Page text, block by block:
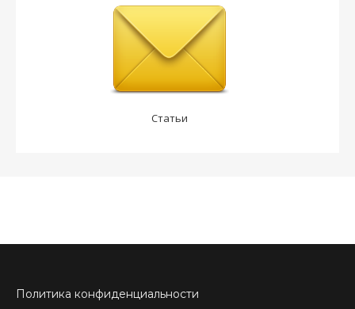
Статьи
Политика конфиденциальности